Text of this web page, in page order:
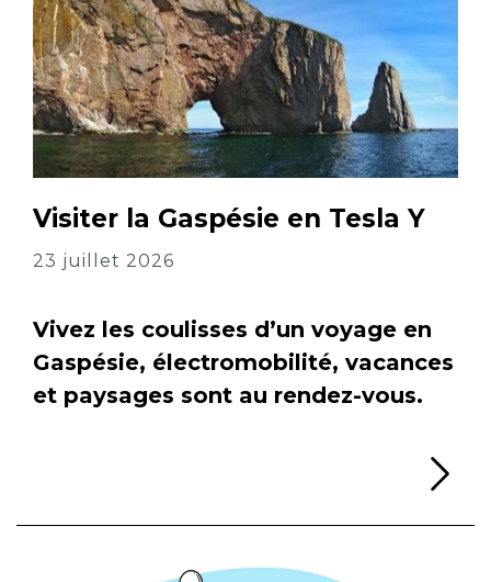
Visiter la Gaspésie en Tesla Y
23 juillet 2026
Vivez les coulisses d’un voyage en
Gaspésie, électromobilité, vacances
et paysages sont au rendez-vous.